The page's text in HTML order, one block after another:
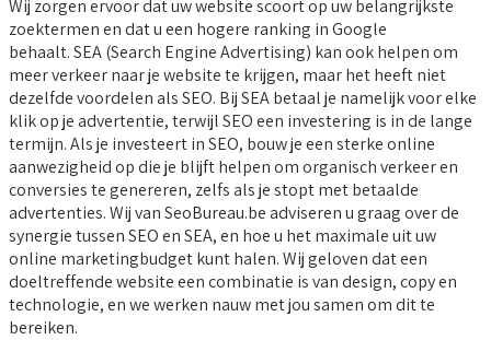
Wij zorgen ervoor dat uw website scoort op uw belangrijkste
zoektermen en dat u een hogere ranking in Google
behaalt. SEA (Search Engine Advertising) kan ook helpen om
meer verkeer naar je website te krijgen, maar het heeft niet
dezelfde voordelen als SEO. Bij SEA betaal je namelijk voor elke
klik op je advertentie, terwijl SEO een investering is in de lange
termijn. Als je investeert in SEO, bouw je een sterke online
aanwezigheid op die je blijft helpen om organisch verkeer en
conversies te genereren, zelfs als je stopt met betaalde
advertenties. Wij van SeoBureau.be adviseren u graag over de
synergie tussen SEO en SEA, en hoe u het maximale uit uw
online marketingbudget kunt halen. Wij geloven dat een
doeltreffende website een combinatie is van design, copy en
technologie, en we werken nauw met jou samen om dit te
bereiken.